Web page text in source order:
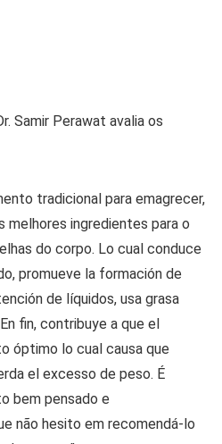
Samir Perawat avalia os
tradicional para emagrecer,
melhores ingredientes para o
do corpo. Lo cual conduce
promueve la formación de
de líquidos, usa grasa
fin, contribuye a que el
óptimo lo cual causa que
el excesso de peso. É
bem pensado e
não hesito em recomendá-lo